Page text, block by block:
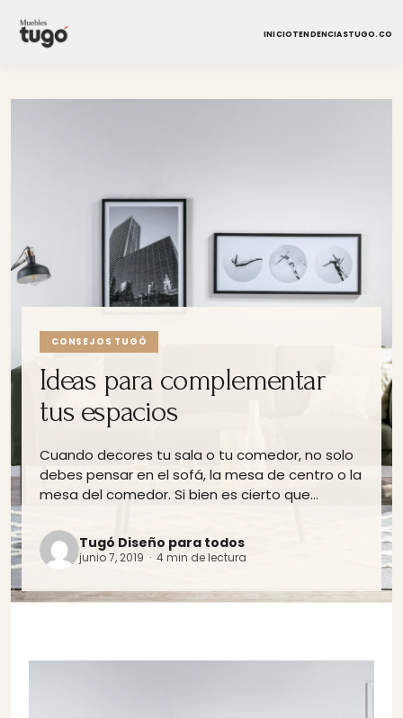
CONSEJOS TUGÓ
Ideas para complementar
tus espacios
Cuando decores tu sala o tu comedor, no solo
debes pensar en el sofá, la mesa de centro o la
mesa del comedor. Si bien es cierto que…
Tugó Diseño para todos
junio 7, 2019 · 4 min de lectura
INICIOTENDENCIASTUGO.CO